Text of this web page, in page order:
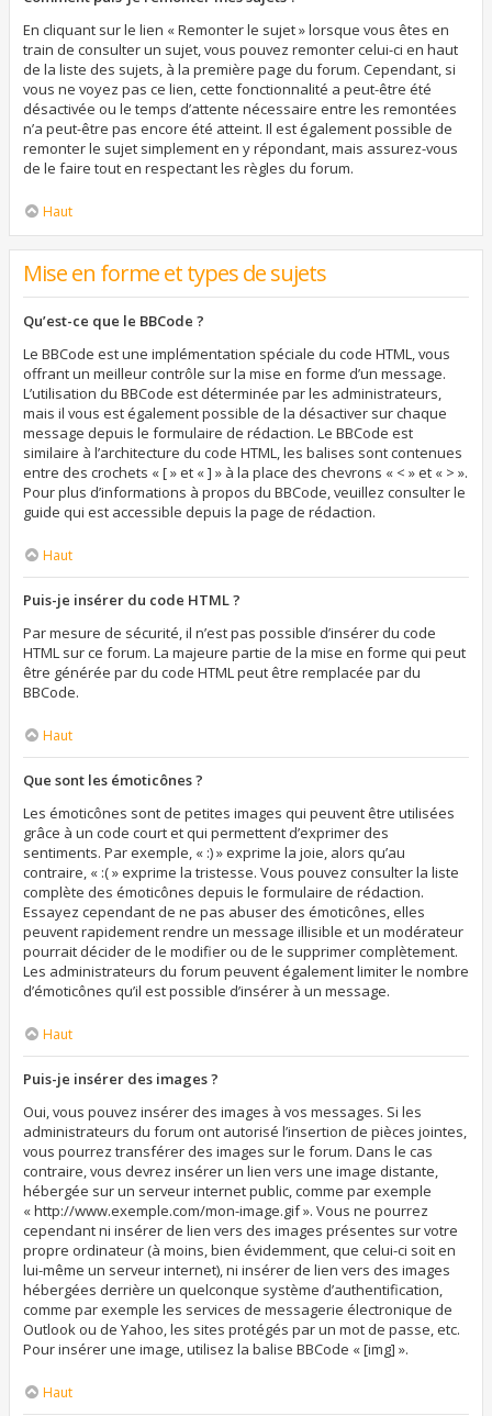
En cliquant sur le lien « Remonter le sujet » lorsque vous êtes en
train de consulter un sujet, vous pouvez remonter celui-ci en haut
de la liste des sujets, à la première page du forum. Cependant, si
vous ne voyez pas ce lien, cette fonctionnalité a peut-être été
désactivée ou le temps d’attente nécessaire entre les remontées
n’a peut-être pas encore été atteint. Il est également possible de
remonter le sujet simplement en y répondant, mais assurez-vous
de le faire tout en respectant les règles du forum.
Haut
Mise en forme et types de sujets
Qu’est-ce que le BBCode ?
Le BBCode est une implémentation spéciale du code HTML, vous
offrant un meilleur contrôle sur la mise en forme d’un message.
L’utilisation du BBCode est déterminée par les administrateurs,
mais il vous est également possible de la désactiver sur chaque
message depuis le formulaire de rédaction. Le BBCode est
similaire à l’architecture du code HTML, les balises sont contenues
entre des crochets « [ » et « ] » à la place des chevrons « < » et « > ».
Pour plus d’informations à propos du BBCode, veuillez consulter le
guide qui est accessible depuis la page de rédaction.
Haut
Puis-je insérer du code HTML ?
Par mesure de sécurité, il n’est pas possible d’insérer du code
HTML sur ce forum. La majeure partie de la mise en forme qui peut
être générée par du code HTML peut être remplacée par du
BBCode.
Haut
Que sont les émoticônes ?
Les émoticônes sont de petites images qui peuvent être utilisées
grâce à un code court et qui permettent d’exprimer des
sentiments. Par exemple, « :) » exprime la joie, alors qu’au
contraire, « :( » exprime la tristesse. Vous pouvez consulter la liste
complète des émoticônes depuis le formulaire de rédaction.
Essayez cependant de ne pas abuser des émoticônes, elles
peuvent rapidement rendre un message illisible et un modérateur
pourrait décider de le modifier ou de le supprimer complètement.
Les administrateurs du forum peuvent également limiter le nombre
d’émoticônes qu’il est possible d’insérer à un message.
Haut
Puis-je insérer des images ?
Oui, vous pouvez insérer des images à vos messages. Si les
administrateurs du forum ont autorisé l’insertion de pièces jointes,
vous pourrez transférer des images sur le forum. Dans le cas
contraire, vous devrez insérer un lien vers une image distante,
hébergée sur un serveur internet public, comme par exemple
« http://www.exemple.com/mon-image.gif ». Vous ne pourrez
cependant ni insérer de lien vers des images présentes sur votre
propre ordinateur (à moins, bien évidemment, que celui-ci soit en
lui-même un serveur internet), ni insérer de lien vers des images
hébergées derrière un quelconque système d’authentification,
comme par exemple les services de messagerie électronique de
Outlook ou de Yahoo, les sites protégés par un mot de passe, etc.
Pour insérer une image, utilisez la balise BBCode « [img] ».
Haut